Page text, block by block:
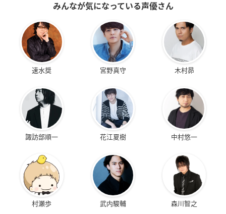
みんなが気になっている声優さん
速水奨 宮野真守 木村昴
諏訪部順一 花江夏樹 中村悠一
村瀬歩 武内駿輔 森川智之